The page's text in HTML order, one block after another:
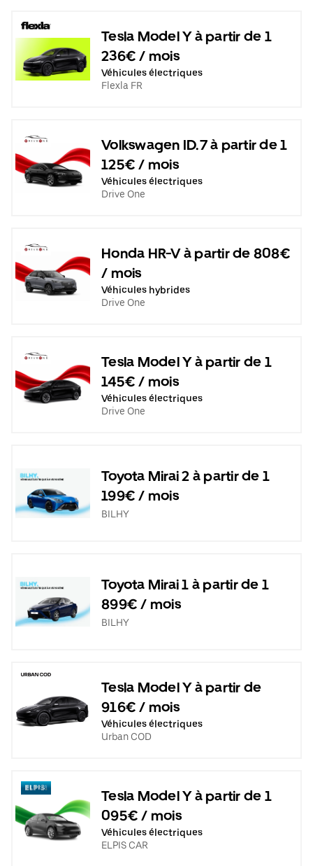
Tesla Model Y à partir de 1
236€ / mois
Véhicules électriques
Flexla FR
Volkswagen ID.7 à partir de 1
125€ / mois
Véhicules électriques
Drive One
Honda HR-V à partir de 808€
/ mois
Véhicules hybrides
Drive One
Tesla Model Y à partir de 1
145€ / mois
Véhicules électriques
Drive One
Toyota Mirai 2 à partir de 1
199€ / mois
BILHY
Toyota Mirai 1 à partir de 1
899€ / mois
BILHY
Tesla Model Y à partir de
916€ / mois
Véhicules électriques
Urban COD
Tesla Model Y à partir de 1
095€ / mois
Véhicules électriques
ELPIS CAR